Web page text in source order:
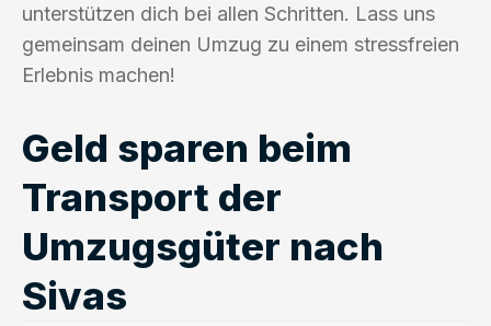
unterstützen dich bei allen Schritten. Lass uns
gemeinsam deinen Umzug zu einem stressfreien
Erlebnis machen!
Geld sparen beim
Transport der
Umzugsgüter nach
Sivas